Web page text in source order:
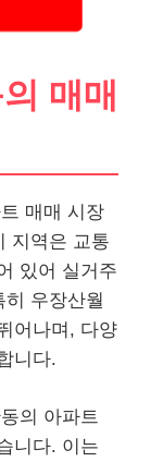
매매
매매 시장
지역은 교통
있어 실거주
우장산월
어나며, 다양
니다.
의 아파트
니다. 이는